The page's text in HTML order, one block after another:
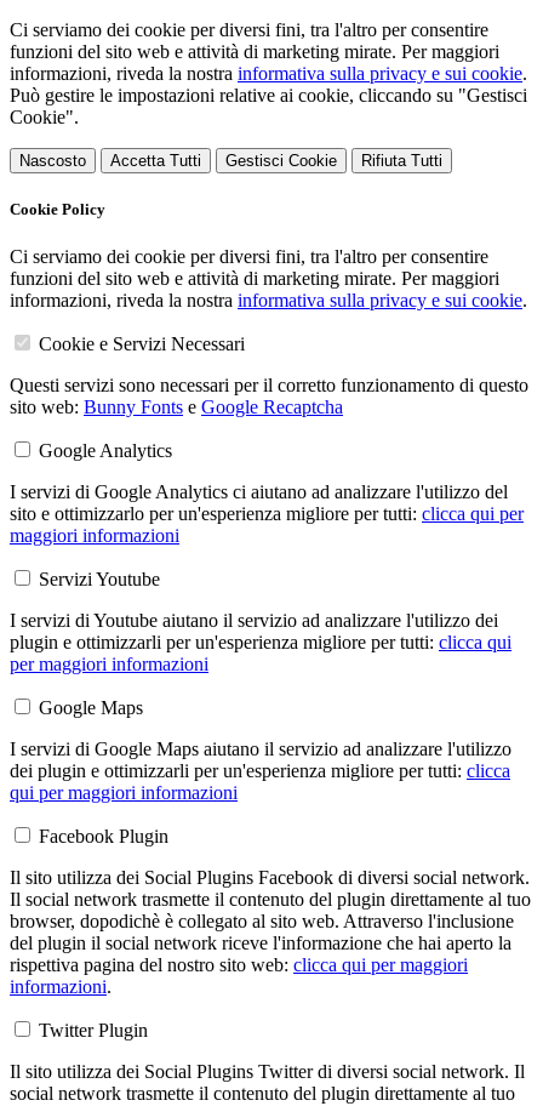
Ci serviamo dei cookie per diversi fini, tra l'altro per consentire
funzioni del sito web e attività di marketing mirate. Per maggiori
informazioni, riveda la nostra informativa sulla privacy e sui cookie.
Può gestire le impostazioni relative ai cookie, cliccando su "Gestisci
Cookie".
Nascosto Accetta Tutti Gestisci Cookie Rifiuta Tutti
Cookie Policy
Ci serviamo dei cookie per diversi fini, tra l'altro per consentire
funzioni del sito web e attività di marketing mirate. Per maggiori
informazioni, riveda la nostra informativa sulla privacy e sui cookie.
Cookie e Servizi Necessari
Questi servizi sono necessari per il corretto funzionamento di questo
sito web: Bunny Fonts e Google Recaptcha
Google Analytics
I servizi di Google Analytics ci aiutano ad analizzare l'utilizzo del
sito e ottimizzarlo per un'esperienza migliore per tutti: clicca qui per
maggiori informazioni
Servizi Youtube
I servizi di Youtube aiutano il servizio ad analizzare l'utilizzo dei
plugin e ottimizzarli per un'esperienza migliore per tutti: clicca qui
per maggiori informazioni
Google Maps
I servizi di Google Maps aiutano il servizio ad analizzare l'utilizzo
dei plugin e ottimizzarli per un'esperienza migliore per tutti: clicca
qui per maggiori informazioni
Facebook Plugin
Il sito utilizza dei Social Plugins Facebook di diversi social network.
Il social network trasmette il contenuto del plugin direttamente al tuo
browser, dopodichè è collegato al sito web. Attraverso l'inclusione
del plugin il social network riceve l'informazione che hai aperto la
rispettiva pagina del nostro sito web: clicca qui per maggiori
informazioni.
Twitter Plugin
Il sito utilizza dei Social Plugins Twitter di diversi social network. Il
social network trasmette il contenuto del plugin direttamente al tuo